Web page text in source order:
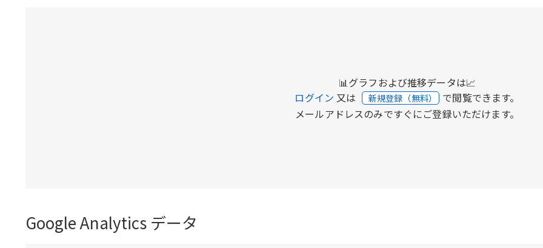
📊グラフおよび推移データは📈
ログイン 又は 新規登録（無料） で閲覧できます。
メールアドレスのみですぐにご登録いただけます。
Google Analytics データ